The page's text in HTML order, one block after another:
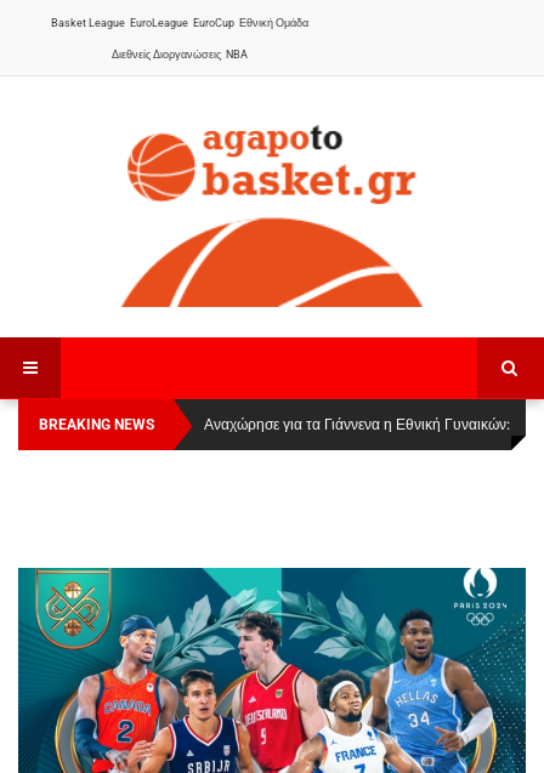
Basket League EuroLeague EuroCup Εθνική Ομάδα
Διεθνείς Διοργανώσεις NBA
BREAKING NEWS
Οι Πάνθηρες Καβάλας στην Women Basketball
League 1
Αναχώρησε για τα Γιάννενα η Εθνική Γυναικών: